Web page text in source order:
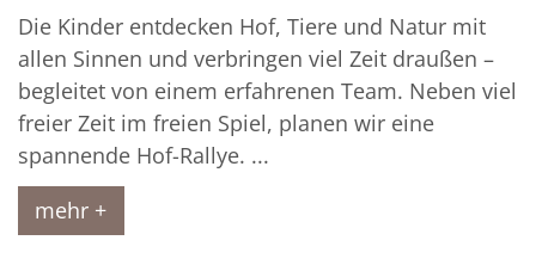
Die Kinder entdecken Hof, Tiere und Natur mit
allen Sinnen und verbringen viel Zeit draußen –
begleitet von einem erfahrenen Team. Neben viel
freier Zeit im freien Spiel, planen wir eine
spannende Hof-Rallye. ...
mehr +